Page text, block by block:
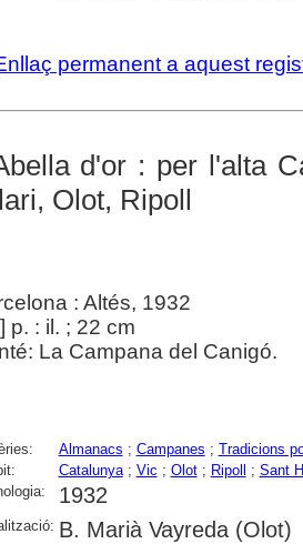
permanent a aquest
d'or : per l'alta
Olot, Ripoll
: Altés, 1932
p. : il. ; 22 cm
La Campana del Canigó.
Almanacs ; Campanes ; Tradicions
Catalunya; Vic ; Olot; Ripoll ; Sant
1932
B. Marià Vayreda (Olot)